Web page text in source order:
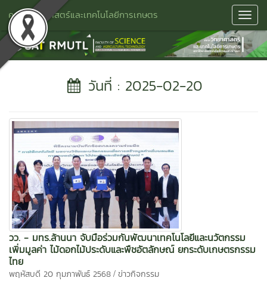
คณะวิทยาศาสตร์และเทคโนโลยีการเกษตร
วันที่ : 2025-02-20
วว. - มทร.ล้านนา จับมือร่วมกันพัฒนาเทคโนโลยีและนวัตกรรม
เพิ่มมูลค่า ไม้ดอกไม้ประดับและพืชอัตลักษณ์ ยกระดับเกษตรกรรม
ไทย
พฤหัสบดี 20 กุมภาพันธ์ 2568 / ข่าวกิจกรรม